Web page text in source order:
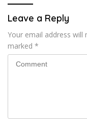
Leave a Reply
Your email address will
marked *